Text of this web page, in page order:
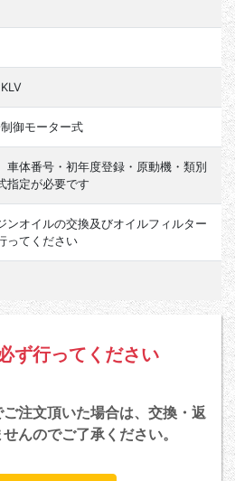
御モーター式
車体番号・初年度登録・原動機・類別
指定が必要です
ンオイルの交換及びオイルフィルター
ってください
ず行ってください
注文頂いた場合は、交換・返
んのでご了承ください。